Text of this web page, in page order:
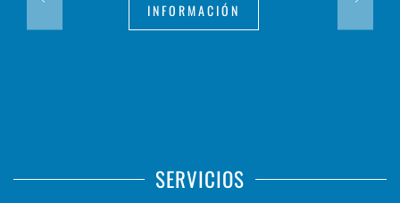
INFORMACIÓN
SERVICIOS